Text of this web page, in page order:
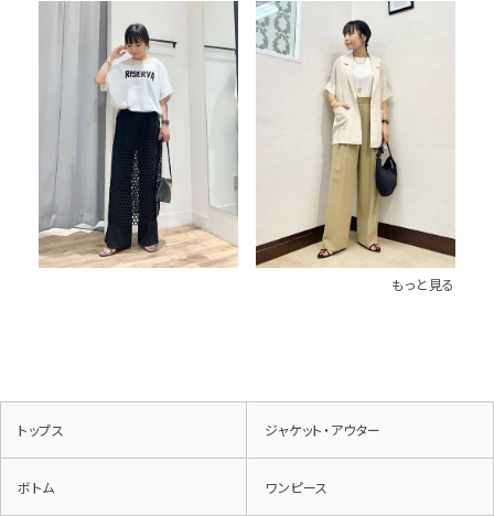
もっと見る
トップス ジャケット・アウター
ボトム ワンピース